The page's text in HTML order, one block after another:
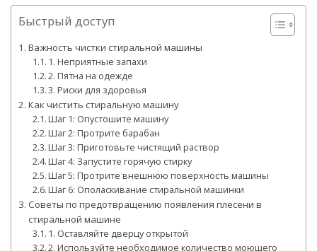
Быстрый доступ
Важность чистки стиральной машины
1. Неприятные запахи
2. Пятна на одежде
3. Риски для здоровья
Как чистить стиральную машину
Шаг 1: Опустошите машину
Шаг 2: Протрите барабан
Шаг 3: Приготовьте чистящий раствор
Шаг 4: Запустите горячую стирку
Шаг 5: Протрите внешнюю поверхность машины
Шаг 6: Ополаскивание стиральной машинки
Советы по предотвращению появления плесени в
стиральной машине
1. Оставляйте дверцу открытой
2. Используйте необходимое количество моющего